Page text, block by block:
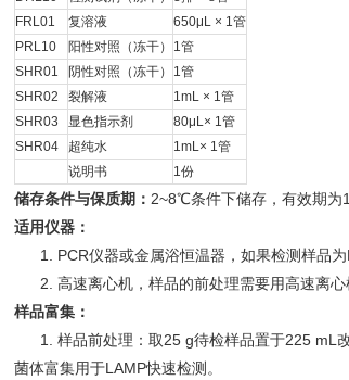
FRL01
复溶液
650μL × 1管
PRL10
阳性对照（冻干）
1管
SHR01
阴性对照（冻干）
1管
SHR02
裂解液
1mL × 1管
SHR03
显色指示剂
80μL× 1管
SHR04
超纯水
1mL× 1管
说明书
1份
储存条件与保质期： 2~8℃条件下储存，有效期为
适用仪器：
1. PCR仪器或金属浴恒温器，如果检测样品为
2. 高速离心机，样品的前处理需要用高速离心
样品富集：
1. 样品前处理：取25 g待检样品置于225 mL
菌体富集用于LAMP快速检测。